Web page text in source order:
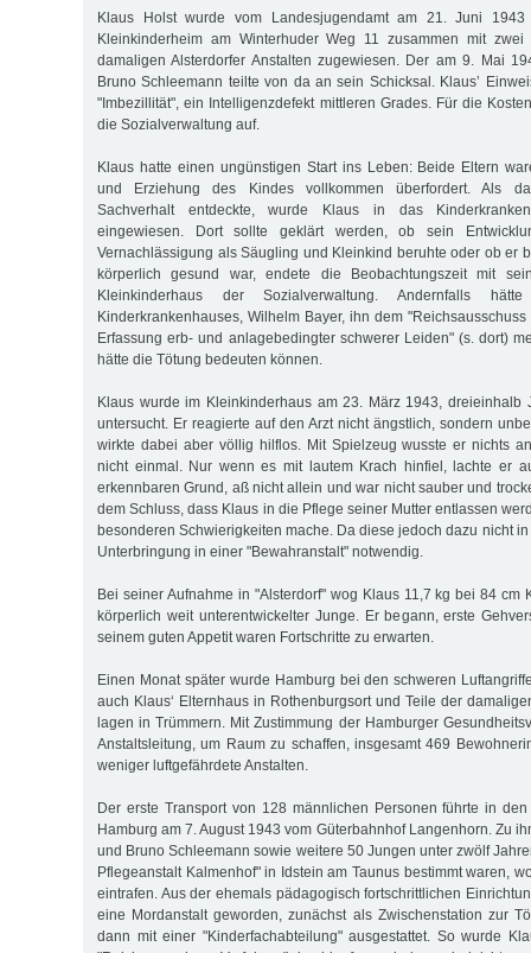
Klaus Holst wurde vom Landesjugendamt am 21. Juni
Kleinkinderheim am Winterhuder Weg 11 zusammen mit
damaligen Alsterdorfer Anstalten zugewiesen. Der am 9. Mai
Bruno Schleemann teilte von da an sein Schicksal. Klaus’
"Imbezillität", ein Intelligenzdefekt mittleren Grades. Für die
die Sozialverwaltung auf.
Klaus hatte einen ungünstigen Start ins Leben: Beide Eltern
und Erziehung des Kindes vollkommen überfordert. Als
Sachverhalt entdeckte, wurde Klaus in das
eingewiesen. Dort sollte geklärt werden, ob sein
Vernachlässigung als Säugling und Kleinkind beruhte oder ob er
körperlich gesund war, endete die Beobachtungszeit mit
Kleinkinderhaus der Sozialverwaltung. Andernfalls
Kinderkrankenhauses, Wilhelm Bayer, ihn dem
Erfassung erb- und anlagebedingter schwerer Leiden" (s. dort)
hätte die Tötung bedeuten können.
Klaus wurde im Kleinkinderhaus am 23. März 1943, dreieinhalb
untersucht. Er reagierte auf den Arzt nicht ängstlich, sondern
wirkte dabei aber völlig hilflos. Mit Spielzeug wuss­te er nichts
nicht einmal. Nur wenn es mit lautem Krach hinfiel, lachte er
erkennbaren Grund, aß nicht allein und war nicht sauber und
dem Schluss, dass Klaus in die Pflege seiner Mutter entlassen
besonderen Schwierigkeiten mache. Da diese jedoch dazu nicht
Unterbringung in einer "Bewahranstalt" notwendig.
Bei seiner Aufnahme in "Alsterdorf" wog Klaus 11,7 kg bei 84 cm
körperlich weit unterentwickelter Junge. Er begann, erste
seinem guten Appetit waren Fortschritte zu erwarten.
Einen Monat später wurde Hamburg bei den schweren
auch Klaus‘ Elternhaus in Rothenburgsort und Teile der
lagen in Trümmern. Mit Zustimmung der Hamburger
Anstaltsleitung, um Raum zu schaffen, insgesamt 469
weniger luftgefährdete Anstalten.
Der erste Transport von 128 männlichen Personen führte in
Hamburg am 7. August 1943 vom Güterbahnhof Langenhorn. Zu
und Bruno Schleemann sowie weitere 50 Jungen unter zwölf
Pflegeanstalt Kalmenhof" in Idstein am Taunus bestimmt waren,
eintrafen. Aus der ehemals pädagogisch fortschrittlichen
eine Mordanstalt geworden, zunächst als Zwischenstation zur
dann mit einer "Kinderfachabteilung" ausgestattet. So wurde